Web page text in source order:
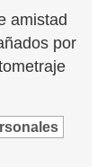
amistad
por